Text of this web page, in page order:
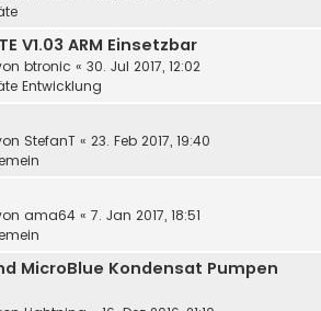
V1.03 ARM Einsetzbar
btronic « 30. Jul 2017, 12:02
Entwicklung
StefanT « 23. Feb 2017, 19:40
ama64 « 7. Jan 2017, 18:51
MicroBlue Kondensat Pumpen